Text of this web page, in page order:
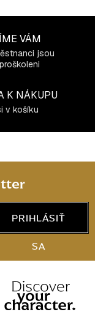
VÁM
jsou
K NÁKUPU
v košíku
PRIHLÁSIŤ
SA